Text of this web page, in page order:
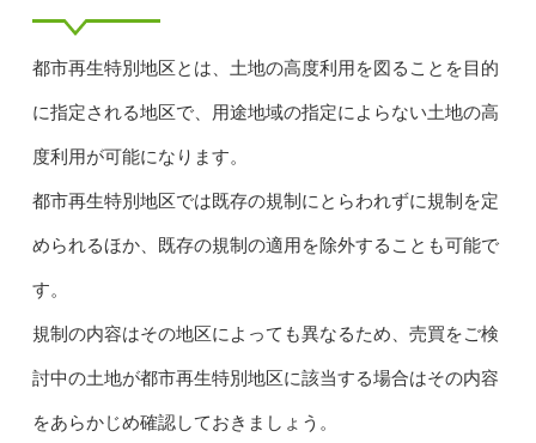
都市再生特別地区とは、土地の高度利用を図ることを目的
に指定される地区で、用途地域の指定によらない土地の高
度利用が可能になります。
都市再生特別地区では既存の規制にとらわれずに規制を定
められるほか、既存の規制の適用を除外することも可能で
す。
規制の内容はその地区によっても異なるため、売買をご検
討中の土地が都市再生特別地区に該当する場合はその内容
をあらかじめ確認しておきましょう。